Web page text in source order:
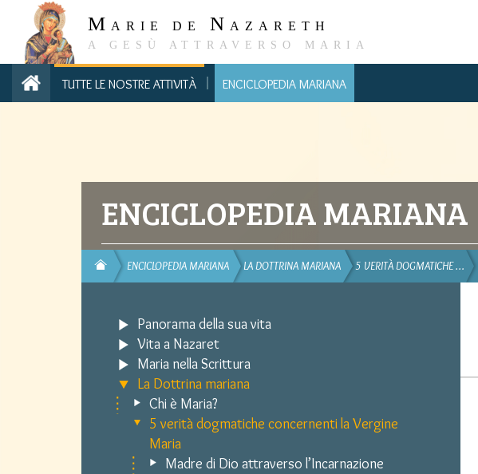
M ARIE DE N AZARETH
A GESÙ ATTRAVERSO MARIA
TUTTE LE NOSTRE ATTIVITÀ ENCICLOPEDIA MARIANA
ENCICLOPEDIA MARIANA
ENCICLOPEDIA MARIANA LA DOTTRINA MARIANA 5 VERITÀ DOGMATICHE …
Panorama della sua vita
Vita a Nazaret
Maria nella Scrittura
La Dottrina mariana
Chi è Maria?
5 verità dogmatiche concernenti la Vergine
Maria
Madre di Dio attraverso l’Incarnazione